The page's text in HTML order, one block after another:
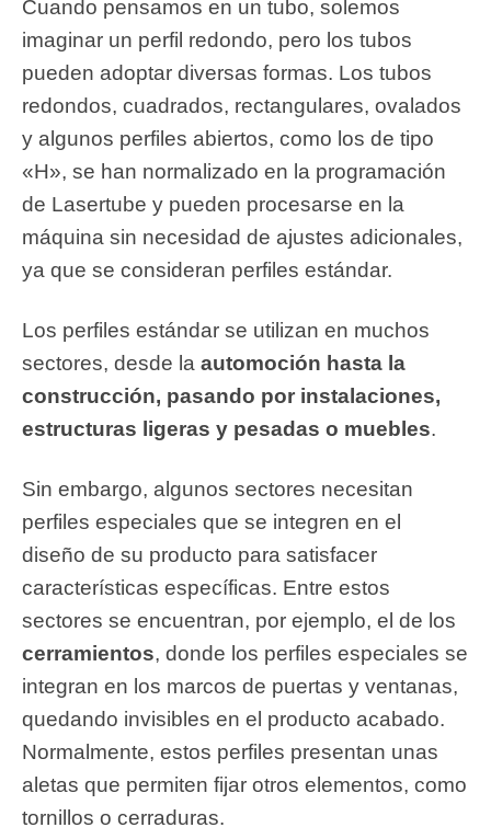
Cuando pensamos en un tubo, solemos
imaginar un perfil redondo, pero los tubos
pueden adoptar diversas formas. Los tubos
redondos, cuadrados, rectangulares, ovalados
y algunos perfiles abiertos, como los de tipo
«H», se han normalizado en la programación
de Lasertube y pueden procesarse en la
máquina sin necesidad de ajustes adicionales,
ya que se consideran perfiles estándar.
Los perfiles estándar se utilizan en muchos
sectores, desde la automoción hasta la
construcción, pasando por instalaciones,
estructuras ligeras y pesadas o muebles.
Sin embargo, algunos sectores necesitan
perfiles especiales que se integren en el
diseño de su producto para satisfacer
características específicas. Entre estos
sectores se encuentran, por ejemplo, el de los
cerramientos, donde los perfiles especiales se
integran en los marcos de puertas y ventanas,
quedando invisibles en el producto acabado.
Normalmente, estos perfiles presentan unas
aletas que permiten fijar otros elementos, como
tornillos o cerraduras.